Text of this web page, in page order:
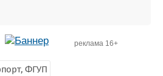
реклама 16+
ФГУП